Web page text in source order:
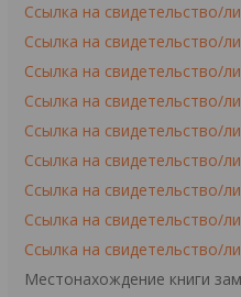
Ссылка на свидетельство/
Ссылка на свидетельство/
Ссылка на свидетельство/
Ссылка на свидетельство/
Ссылка на свидетельство/
Ссылка на свидетельство/
Ссылка на свидетельство/
Ссылка на свидетельство/
Ссылка на свидетельство/
Местонахождение книги